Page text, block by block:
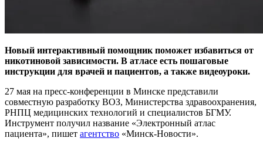
Новый интерактивный помощник поможет избавиться от
никотиновой зависимости. В атласе есть пошаговые
инструкции для врачей и пациентов, а также видеоуроки.
27 мая на пресс-конференции в Минске представили
совместную разработку ВОЗ, Министерства здравоохранения,
РНПЦ медицинских технологий и специалистов БГМУ.
Инструмент получил название «Электронный атлас
пациента», пишет агентство «Минск-Новости».